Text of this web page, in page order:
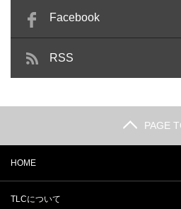
Facebook
RSS
PAGE
HOME
TLCについて